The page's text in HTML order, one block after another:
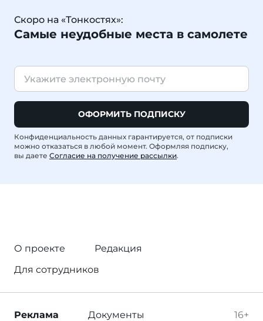
Скоро на «Тонкостях»:
Самые неудобные места в самолете
ОФОРМИТЬ ПОДПИСКУ
Конфиденциальность данных гарантируется, от подписки
можно отказаться в любой момент. Оформляя подписку,
вы даете Согласие на получение рассылки.
О проекте
Редакция
Для сотрудников
16+
Реклама Документы